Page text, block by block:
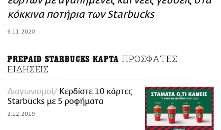
ΑΜΠΑ
κόκκινα ποτήρια των Starbucks
6.11.2020
PREPAID STARBUCKS ΚΑΡΤΑ ΠΡΟΣΦΑΤΕΣ
ΕΙΔΗΣΕΙΣ
Διαγωνισμοί
Κερδίστε 10 κάρτες
Starbucks με 5 ροφήματα
2.12.2019